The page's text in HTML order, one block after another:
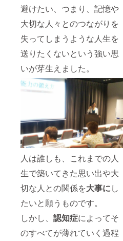
避けたい、つまり、記憶や
大切な人々とのつながりを
失ってしまうような人生を
送りたくないという強い思
いが芽生えました。
人は誰しも、これまでの人
生で築いてきた思い出や大
切な人との関係を大事にし
たいと願うものです。
しかし、 認知症によってそ
のすべてが薄れていく過程